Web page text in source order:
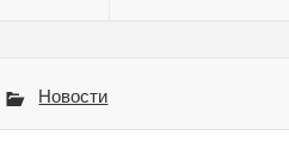
Новости